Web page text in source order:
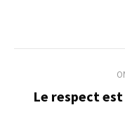
deLe respect